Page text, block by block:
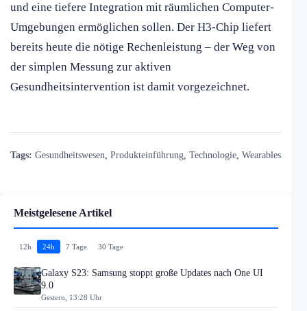
und eine tiefere Integration mit räumlichen Computer-
Umgebungen ermöglichen sollen. Der H3-Chip liefert
bereits heute die nötige Rechenleistung – der Weg von
der simplen Messung zur aktiven
Gesundheitsintervention ist damit vorgezeichnet.
Tags: Gesundheitswesen Produkteinführung Technologie Wearables
Meistgelesene Artikel
12h 24h 7 Tage 30 Tage
Galaxy S23: Samsung stoppt große Updates nach One UI
9.0
Gestern, 13:28 Uhr